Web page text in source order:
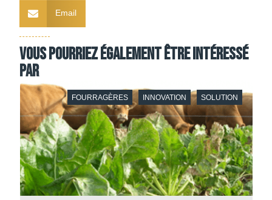
Email
Vous pourriez également être intéressé
par
FOURRAGÈRES INNOVATION SOLUTION